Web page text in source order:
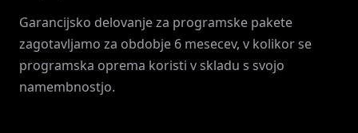
Garancijsko delovanje za programske pakete
zagotavljamo za obdobje 6 mesecev, v kolikor se
programska oprema koristi v skladu s svojo
namembnostjo.